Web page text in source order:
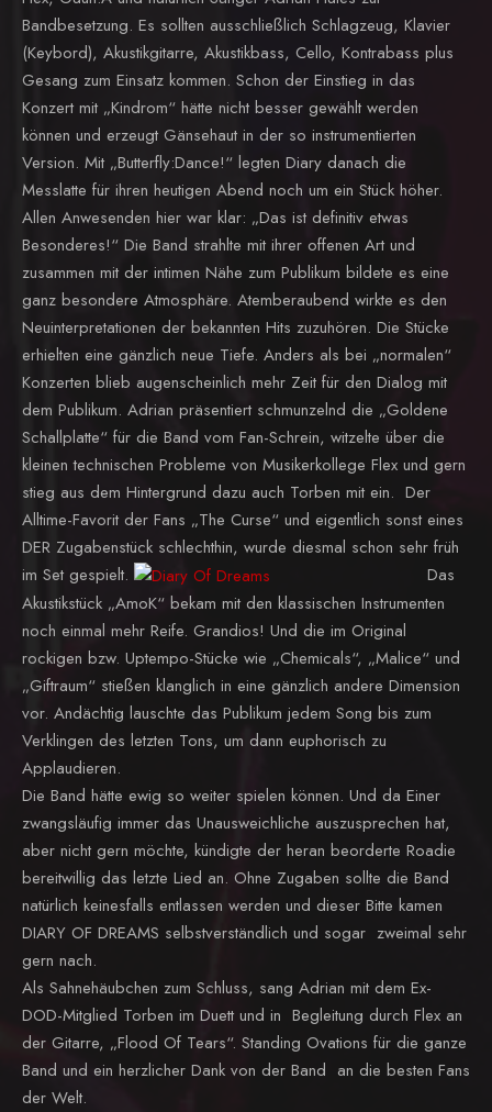
Bandbesetzung. Es sollten ausschließlich Schlagzeug, Klavier
(Keybord), Akustikgitarre, Akustikbass, Cello, Kontrabass plus
Gesang zum Einsatz kommen. Schon der Einstieg in das
Konzert mit „Kindrom“ hätte nicht besser gewählt werden
können und erzeugt Gänsehaut in der so instrumentierten
Version. Mit „Butterfly:Dance!“ legten Diary danach die
Messlatte für ihren heutigen Abend noch um ein Stück höher.
Allen Anwesenden hier war klar: „Das ist definitiv etwas
Besonderes!“ Die Band strahlte mit ihrer offenen Art und
zusammen mit der intimen Nähe zum Publikum bildete es eine
ganz besondere Atmosphäre. Atemberaubend wirkte es den
Neuinterpretationen der bekannten Hits zuzuhören. Die Stücke
erhielten eine gänzlich neue Tiefe. Anders als bei „normalen“
Konzerten blieb augenscheinlich mehr Zeit für den Dialog mit
dem Publikum. Adrian präsentiert schmunzelnd die „Goldene
Schallplatte“ für die Band vom Fan-Schrein, witzelte über die
kleinen technischen Probleme von Musikerkollege Flex und gern
stieg aus dem Hintergrund dazu auch Torben mit ein. Der
Alltime-Favorit der Fans „The Curse“ und eigentlich sonst eines
DER Zugabenstück schlechthin, wurde diesmal schon sehr früh
im Set gespielt.
Das
Akustikstück „AmoK“ bekam mit den klassischen Instrumenten
noch einmal mehr Reife. Grandios! Und die im Original
rockigen bzw. Uptempo-Stücke wie „Chemicals“, „Malice“ und
„Giftraum“ stießen klanglich in eine gänzlich andere Dimension
vor. Andächtig lauschte das Publikum jedem Song bis zum
Verklingen des letzten Tons, um dann euphorisch zu
Applaudieren.
Die Band hätte ewig so weiter spielen können. Und da Einer
zwangsläufig immer das Unausweichliche auszusprechen hat,
aber nicht gern möchte, kündigte der heran beorderte Roadie
bereitwillig das letzte Lied an. Ohne Zugaben sollte die Band
natürlich keinesfalls entlassen werden und dieser Bitte kamen
DIARY OF DREAMS selbstverständlich und sogar zweimal sehr
gern nach.
Als Sahnehäubchen zum Schluss, sang Adrian mit dem Ex-
DOD-Mitglied Torben im Duett und in Begleitung durch Flex an
der Gitarre, „Flood Of Tears“. Standing Ovations für die ganze
Band und ein herzlicher Dank von der Band an die besten Fans
der Welt.